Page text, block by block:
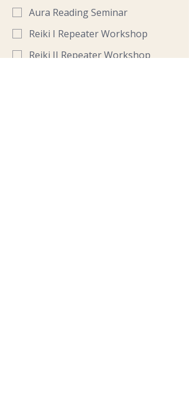
Aura Reading Seminar
Reiki I Repeater Workshop
Reiki II Repeater Workshop